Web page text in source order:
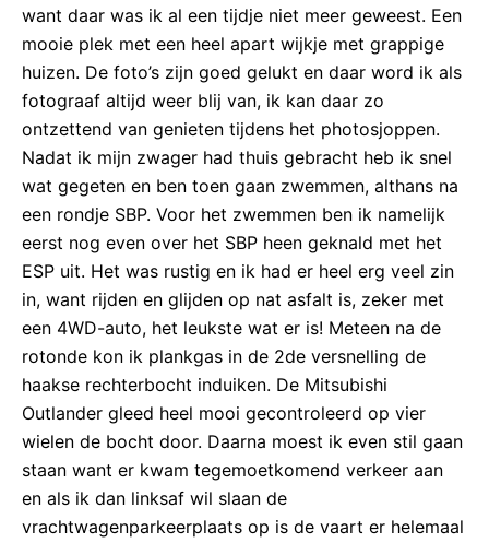
want daar was ik al een tijdje niet meer geweest. Een
mooie plek met een heel apart wijkje met grappige
huizen. De foto’s zijn goed gelukt en daar word ik als
fotograaf altijd weer blij van, ik kan daar zo
ontzettend van genieten tijdens het photosjoppen.
Nadat ik mijn zwager had thuis gebracht heb ik snel
wat gegeten en ben toen gaan zwemmen, althans na
een rondje SBP. Voor het zwemmen ben ik namelijk
eerst nog even over het SBP heen geknald met het
ESP uit. Het was rustig en ik had er heel erg veel zin
in, want rijden en glijden op nat asfalt is, zeker met
een 4WD-auto, het leukste wat er is! Meteen na de
rotonde kon ik plankgas in de 2de versnelling de
haakse rechterbocht induiken. De Mitsubishi
Outlander gleed heel mooi gecontroleerd op vier
wielen de bocht door. Daarna moest ik even stil gaan
staan want er kwam tegemoetkomend verkeer aan
en als ik dan linksaf wil slaan de
vrachtwagenparkeerplaats op is de vaart er helemaal